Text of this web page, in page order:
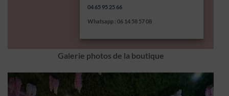
04 65 95 25 66
Whatsapp : 06 14 58 57 08
Galerie photos de la boutique